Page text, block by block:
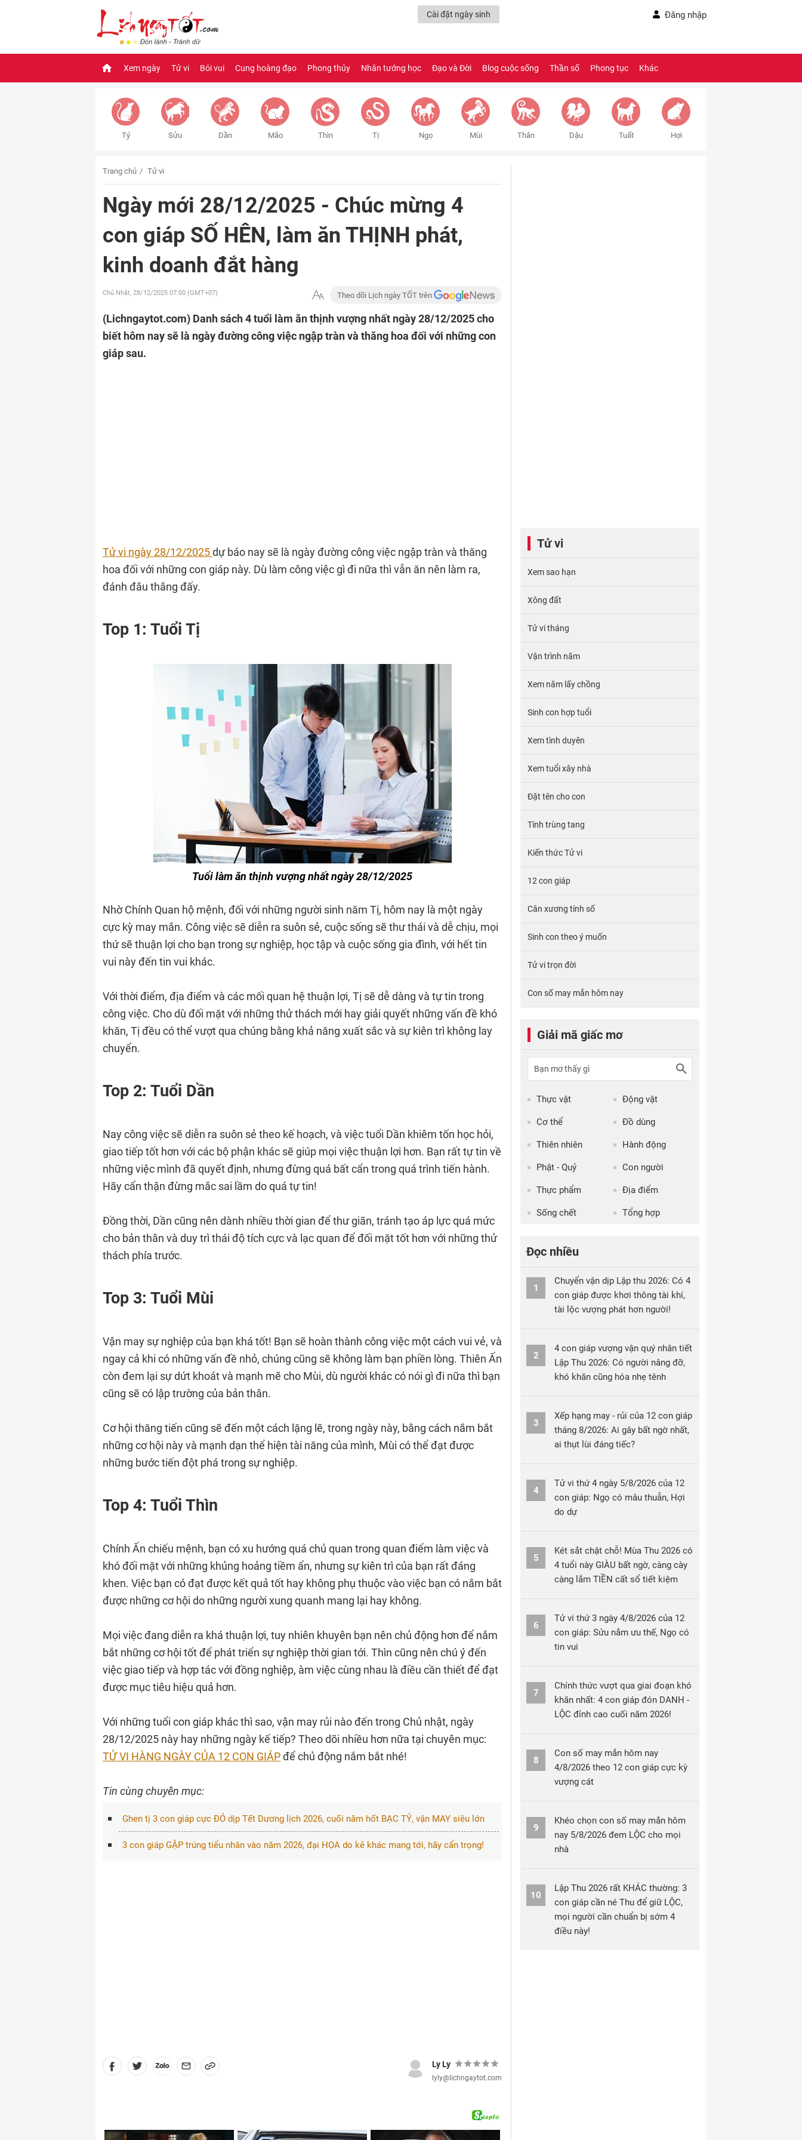
Cài đặt ngày sinh Đăng nhập
Xem ngày Tử vi Bói vui Cung hoàng đạo Phong thủy Nhân tướng học Đạo và Đời Blog cuộc sống Thần số Phong tục Khác
Tý Sửu Dần Mão Thìn Tị Ngọ Mùi Thân Dậu Tuất Hợi
Trang chủ Tử vi
Ngày mới 28/12/2025 - Chúc mừng 4
con giáp SỐ HÊN, làm ăn THỊNH phát,
kinh doanh đắt hàng
Chủ Nhật, 28/12/2025 07:00 (GMT+07) Theo dõi Lịch ngày TỐT trên
(Lichngaytot.com) Danh sách 4 tuổi làm ăn thịnh vượng nhất ngày 28/12/2025 cho
biết hôm nay sẽ là ngày đường công việc ngập tràn và thăng hoa đối với những con
giáp sau.
Tử vi ngày 28/12/2025dự báo nay sẽ là ngày đường công việc ngập tràn và thăng
hoa đối với những con giáp này. Dù làm công việc gì đi nữa thì vẫn ăn nên làm ra,
đánh đâu thắng đấy.
Top 1: Tuổi Tị
Tuổi làm ăn thịnh vượng nhất ngày 28/12/2025
Nhờ Chính Quan hộ mệnh, đối với những người sinh năm Tị, hôm nay là một ngày
cực kỳ may mắn. Công việc sẽ diễn ra suôn sẻ, cuộc sống sẽ thư thái và dễ chịu, mọi
thứ sẽ thuận lợi cho bạn trong sự nghiệp, học tập và cuộc sống gia đình, với hết tin
vui này đến tin vui khác.
Với thời điểm, địa điểm và các mối quan hệ thuận lợi, Tị sẽ dễ dàng và tự tin trong
công việc. Cho dù đối mặt với những thử thách mới hay giải quyết những vấn đề khó
khăn, Tị đều có thể vượt qua chúng bằng khả năng xuất sắc và sự kiên trì không lay
chuyển.
Top 2: Tuổi Dần
Nay công việc sẽ diễn ra suôn sẻ theo kế hoạch, và việc tuổi Dần khiêm tốn học hỏi,
giao tiếp tốt hơn với các bộ phận khác sẽ giúp mọi việc thuận lợi hơn. Bạn rất tự tin về
những việc mình đã quyết định, nhưng đừng quá bất cẩn trong quá trình tiến hành.
Hãy cẩn thận đừng mắc sai lầm do quá tự tin!
Đồng thời, Dần cũng nên dành nhiều thời gian để thư giãn, tránh tạo áp lực quá mức
cho bản thân và duy trì thái độ tích cực và lạc quan để đối mặt tốt hơn với những thử
thách phía trước.
Top 3: Tuổi Mùi
Vận may sự nghiệp của bạn khá tốt! Bạn sẽ hoàn thành công việc một cách vui vẻ, và
ngay cả khi có những vấn đề nhỏ, chúng cũng sẽ không làm bạn phiền lòng. Thiên Ấn
còn đem lại sự dứt khoát và mạnh mẽ cho Mùi, dù người khác có nói gì đi nữa thì bạn
cũng sẽ có lập trường của bản thân.
Cơ hội thăng tiến cũng sẽ đến một cách lặng lẽ, trong ngày này, bằng cách nắm bắt
những cơ hội này và mạnh dạn thể hiện tài năng của mình, Mùi có thể đạt được
những bước tiến đột phá trong sự nghiệp.
Top 4: Tuổi Thìn
Chính Ấn chiếu mệnh, bạn có xu hướng quá chủ quan trong quan điểm làm việc và
khó đối mặt với những khủng hoảng tiềm ẩn, nhưng sự kiên trì của bạn rất đáng
khen. Việc bạn có đạt được kết quả tốt hay không phụ thuộc vào việc bạn có nắm bắt
được những cơ hội do những người xung quanh mang lại hay không.
Mọi việc đang diễn ra khá thuận lợi, tuy nhiên khuyên bạn nên chủ động hơn để nắm
bắt những cơ hội tốt để phát triển sự nghiệp thời gian tới. Thìn cũng nên chú ý đến
việc giao tiếp và hợp tác với đồng nghiệp, àm việc cùng nhau là điều cần thiết để đạt
được mục tiêu hiệu quả hơn.
Với những tuổi con giáp khác thì sao, vận may rủi nào đến trong Chủ nhật, ngày
28/12/2025 này hay những ngày kế tiếp? Theo dõi nhiều hơn nữa tại chuyên mục:
TỬ VI HÀNG NGÀY CỦA 12 CON GIÁPđể chủ động nắm bắt nhé!
Tin cùng chuyên mục:
Ghen tị 3 con giáp cực ĐỎ dịp Tết Dương lịch 2026, cuối năm hốt BẠC TỶ, vận MAY siêu lớn
3 con giáp GẶP trúng tiểu nhân vào năm 2026, đại HỌA do kẻ khác mang tới, hãy cẩn trọng!
Ly Ly
lyly@lichngaytot.com
Tử vi
Xem sao hạn
Xông đất
Tử vi tháng
Vận trình năm
Xem năm lấy chồng
Sinh con hợp tuổi
Xem tình duyên
Xem tuổi xây nhà
Đặt tên cho con
Tính trùng tang
Kiến thức Tử vi
12 con giáp
Cân xương tính số
Sinh con theo ý muốn
Tử vi trọn đời
Con số may mắn hôm nay
Giải mã giấc mơ
Thực vật Động vật
Cơ thể Đồ dùng
Thiên nhiên Hành động
Phật - Quỷ Con người
Thực phẩm Địa điểm
Sống chết Tổng hợp
Đọc nhiều
1
Chuyển vận dịp Lập thu 2026: Có 4
con giáp được khơi thông tài khí,
tài lộc vượng phát hơn người!
2
4 con giáp vượng vận quý nhân tiết
Lập Thu 2026: Có người nâng đỡ,
khó khăn cũng hóa nhẹ tênh
3
Xếp hạng may - rủi của 12 con giáp
tháng 8/2026: Ai gây bất ngờ nhất,
ai thụt lùi đáng tiếc?
4
Tử vi thứ 4 ngày 5/8/2026 của 12
con giáp: Ngọ có mâu thuẫn, Hợi
do dự
5
Két sắt chật chỗ! Mùa Thu 2026 có
4 tuổi này GIÀU bất ngờ, càng cày
càng lắm TIỀN cất sổ tiết kiệm
6
Tử vi thứ 3 ngày 4/8/2026 của 12
con giáp: Sửu nắm ưu thế, Ngọ có
tin vui
7
Chính thức vượt qua giai đoạn khó
khăn nhất: 4 con giáp đón DANH -
LỘC đỉnh cao cuối năm 2026!
8
Con số may mắn hôm nay
4/8/2026 theo 12 con giáp cực kỳ
vượng cát
9
Khéo chọn con số may mắn hôm
nay 5/8/2026 đem LỘC cho mọi
nhà
10
Lập Thu 2026 rất KHÁC thường: 3
con giáp cần né Thu để giữ LỘC,
mọi người cần chuẩn bị sớm 4
điều này!